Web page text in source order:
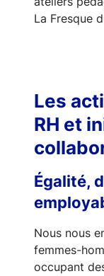
La Fresque
Les
RH et
Égalité,
Nous nous
femmes-
occupant